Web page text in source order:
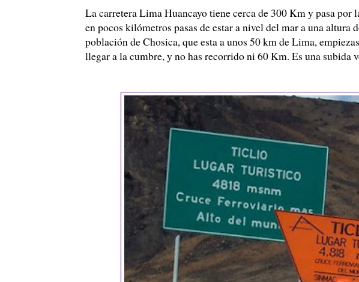
La carretera LimaHuancayotiene cerca de 300 Km y pasa por
en pocos kilómetros pasas de estar a nivel del mar a una altura
población deChosica, que esta a unos 50 km de Lima,
llegar a la cumbre, y no has recorrido ni 60 Km. Es una subida